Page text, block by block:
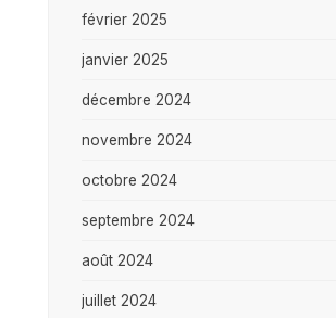
février 2025
janvier 2025
décembre 2024
novembre 2024
octobre 2024
septembre 2024
août 2024
juillet 2024